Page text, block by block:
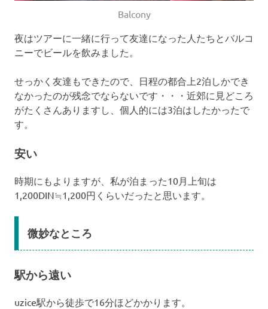
Balcony
夜はツアーに一緒に行って友達になった人たちとバルコ
ニーでビールを飲みました。
せっかく友達もできたので、日程の都合上2泊しかでき
なかったのが残念でならないです・・・近郊に見どころ
がたくさんありますし、個人的には3泊はしたかったで
す。
安い
時期にもよりますが、私が泊まった10月上旬は
1,200DIN≒1,200円くらいだったと思います。
微妙なところ
駅から遠い
uzice駅から徒歩で16分ほどかかります。